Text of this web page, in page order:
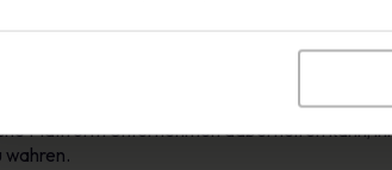
direkt auf die spezifischen
erleichtert, sich an Schulungen zum
wird an Stand M20 finden sein, wo unser
Plattform Unternehmen dabei helfen kann,
wahren.